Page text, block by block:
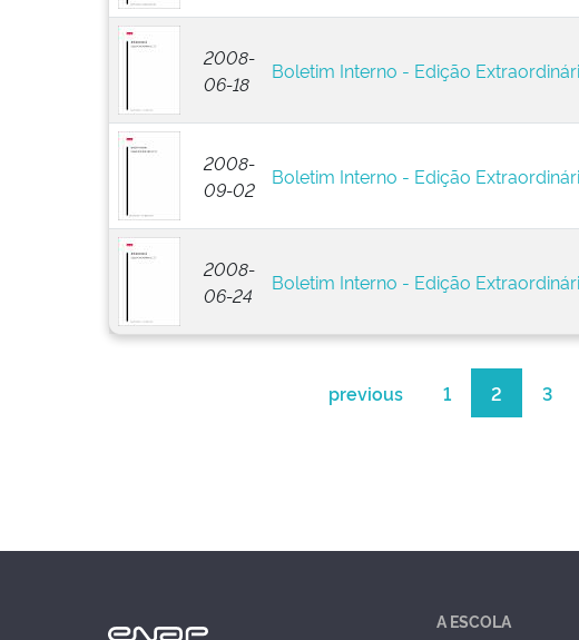
2008-
06-18
Boletim Interno - Edição
2008-
09-02
Boletim Interno - Edição
2008-
06-24
Boletim Interno - Edição
previous 1 2 3
A ESCOLA